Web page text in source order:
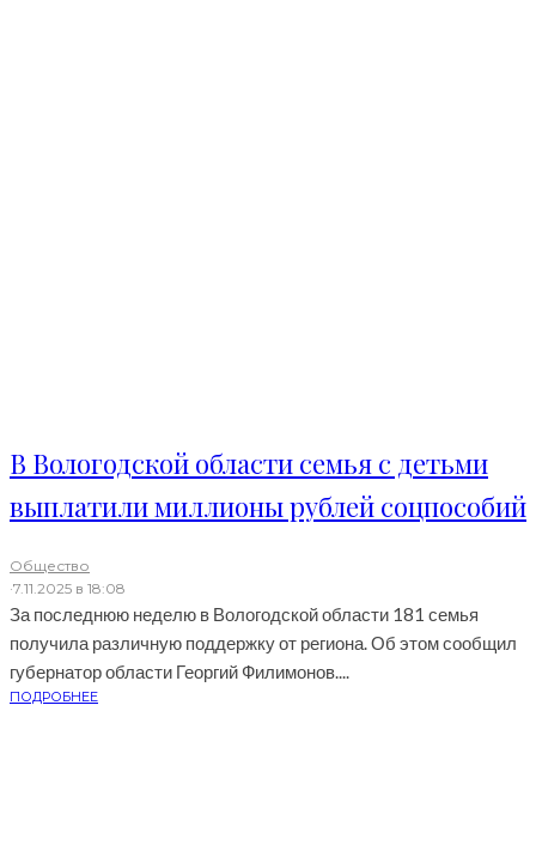
В Вологодской области семья с детьми
выплатили миллионы рублей соцпособий
Общество
·7.11.2025 в 18:08
За последнюю неделю в Вологодской области 181 семья
получила различную поддержку от региона. Об этом сообщил
губернатор области Георгий Филимонов....
ПОДРОБНЕЕ